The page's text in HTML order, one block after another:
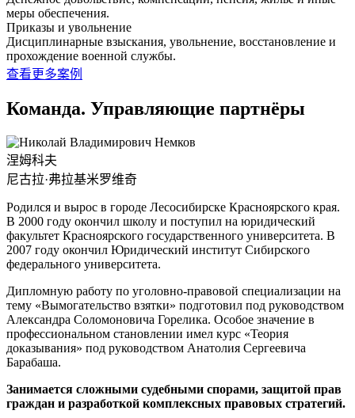
меры обеспечения.
Приказы и увольнение
Дисциплинарные взыскания, увольнение, восстановление и
прохождение военной службы.
查看更多案例
Команда. Управляющие партнёры
涅姆科夫
尼古拉·弗拉基米罗维奇
Родился и вырос в городе Лесосибирске Красноярского края.
В 2000 году окончил школу и поступил на юридический
факультет Красноярского государственного университета. В
2007 году окончил Юридический институт Сибирского
федерального университета.
Дипломную работу по уголовно-правовой специализации на
тему «Вымогательство взятки» подготовил под руководством
Александра Соломоновича Горелика. Особое значение в
профессиональном становлении имел курс «Теория
доказывания» под руководством Анатолия Сергеевича
Барабаша.
Занимается сложными судебными спорами, защитой прав
граждан и разработкой комплексных правовых стратегий.